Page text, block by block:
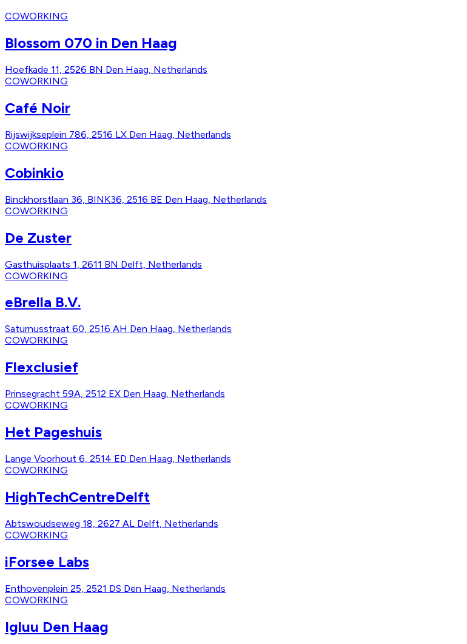
COWORKING
Blossom 070 in Den Haag
Hoefkade 11, 2526 BN Den Haag, Netherlands
COWORKING
Café Noir
Rijswijkseplein 786, 2516 LX Den Haag, Netherlands
COWORKING
Cobinkio
Binckhorstlaan 36, BINK36, 2516 BE Den Haag, Netherlands
COWORKING
De Zuster
Gasthuisplaats 1, 2611 BN Delft, Netherlands
COWORKING
eBrella B.V.
Saturnusstraat 60, 2516 AH Den Haag, Netherlands
COWORKING
Flexclusief
Prinsegracht 59A, 2512 EX Den Haag, Netherlands
COWORKING
Het Pageshuis
Lange Voorhout 6, 2514 ED Den Haag, Netherlands
COWORKING
HighTechCentreDelft
Abtswoudseweg 18, 2627 AL Delft, Netherlands
COWORKING
iForsee Labs
Enthovenplein 25, 2521 DS Den Haag, Netherlands
COWORKING
Igluu Den Haag